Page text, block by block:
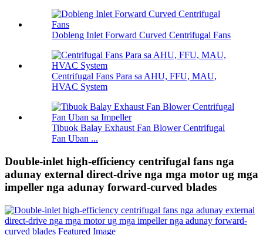
Dobleng Inlet Forward Curved Centrifugal Fans
Centrifugal Fans Para sa AHU, FFU, MAU,
HVAC System
Tibuok Balay Exhaust Fan Blower Centrifugal
Fan Uban ...
Double-inlet high-efficiency centrifugal fans nga
adunay external direct-drive nga mga motor ug mga
impeller nga adunay forward-curved blades